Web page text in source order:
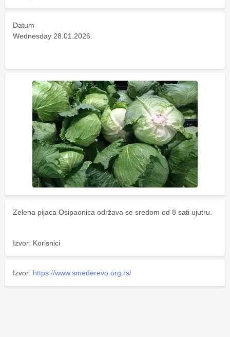
Datum
Wednesday 28.01.2026.
Zelena pijaca Osipaonica održava se sredom od 8 sati ujutru.
Izvor: Korisnici
Izvor: https://www.smederevo.org.rs/